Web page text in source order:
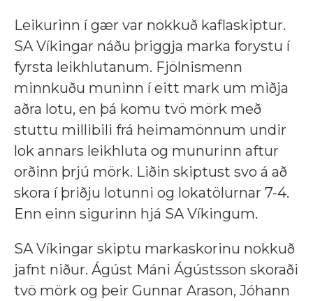
Leikurinn í gær var nokkuð kaflaskiptur.
SA Víkingar náðu þriggja marka forystu í
fyrsta leikhlutanum. Fjölnismenn
minnkuðu muninn í eitt mark um miðja
aðra lotu, en þá komu tvö mörk með
stuttu millibili frá heimamönnum undir
lok annars leikhluta og munurinn aftur
orðinn þrjú mörk. Liðin skiptust svo á að
skora í þriðju lotunni og lokatölurnar 7-4.
Enn einn sigurinn hjá SA Víkingum.
SA Víkingar skiptu markaskorinu nokkuð
jafnt niður. Ágúst Máni Ágústsson skoraði
tvö mörk og þeir Gunnar Arason, Jóhann